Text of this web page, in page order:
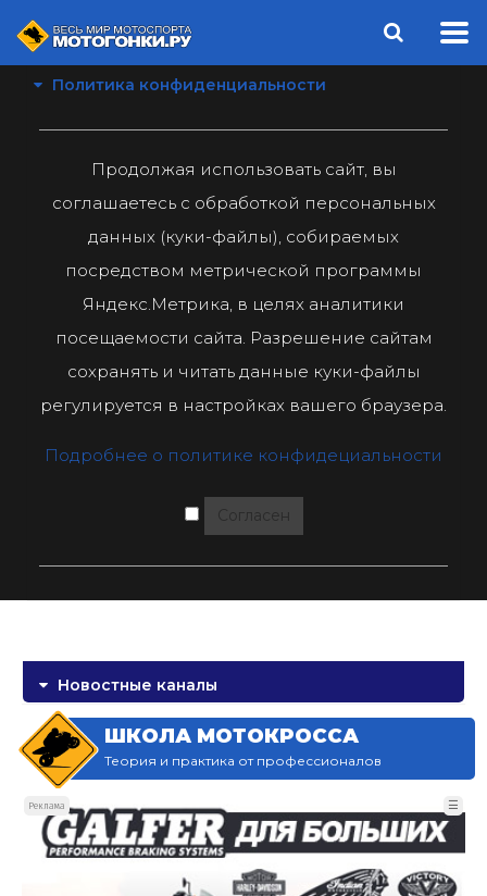
Политика конфиденциальности
Продолжая использовать сайт, вы
соглашаетесь с обработкой персональных
данных (куки-файлы), собираемых
посредством метрической программы
Яндекс.Метрика, в целях аналитики
посещаемости сайта. Разрешение сайтам
сохранять и читать данные куки-файлы
регулируется в настройках вашего браузера.
Подробнее о политике конфидециальности
Согласен
Новостные каналы
ШКОЛА МОТОКРОССА
Теория и практика от профессионалов
Реклама ☰